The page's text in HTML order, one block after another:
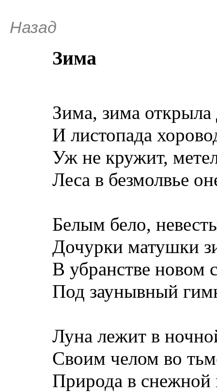
Назад
Зима
Зима, зима открыла
И листопада
Уж не кружит,
Леса в безмолвье
Белым бело,
Дочурки матушки
В убранстве новом
Под заунывный
Луна лежит в
Своим челом во
Природа в снежной